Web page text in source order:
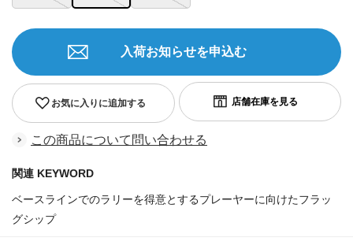
お気に入りに追加する
入荷お知らせを申込む
この商品について問い合わせる
関連 KEYWORD
ベースラインでのラリーを得意とするプレーヤーに向けたフラッ
グシップ